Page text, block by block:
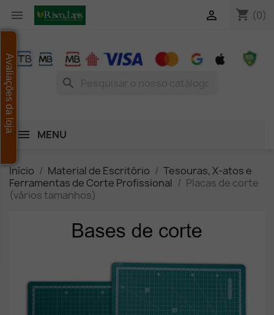
 shopping_cart (0)

search
MENU
Início Material de Escritório
Tesouras, X-atos e
Ferramentas de Corte Profissional
Placas de corte
(vários tamanhos)
Avaliações da loja